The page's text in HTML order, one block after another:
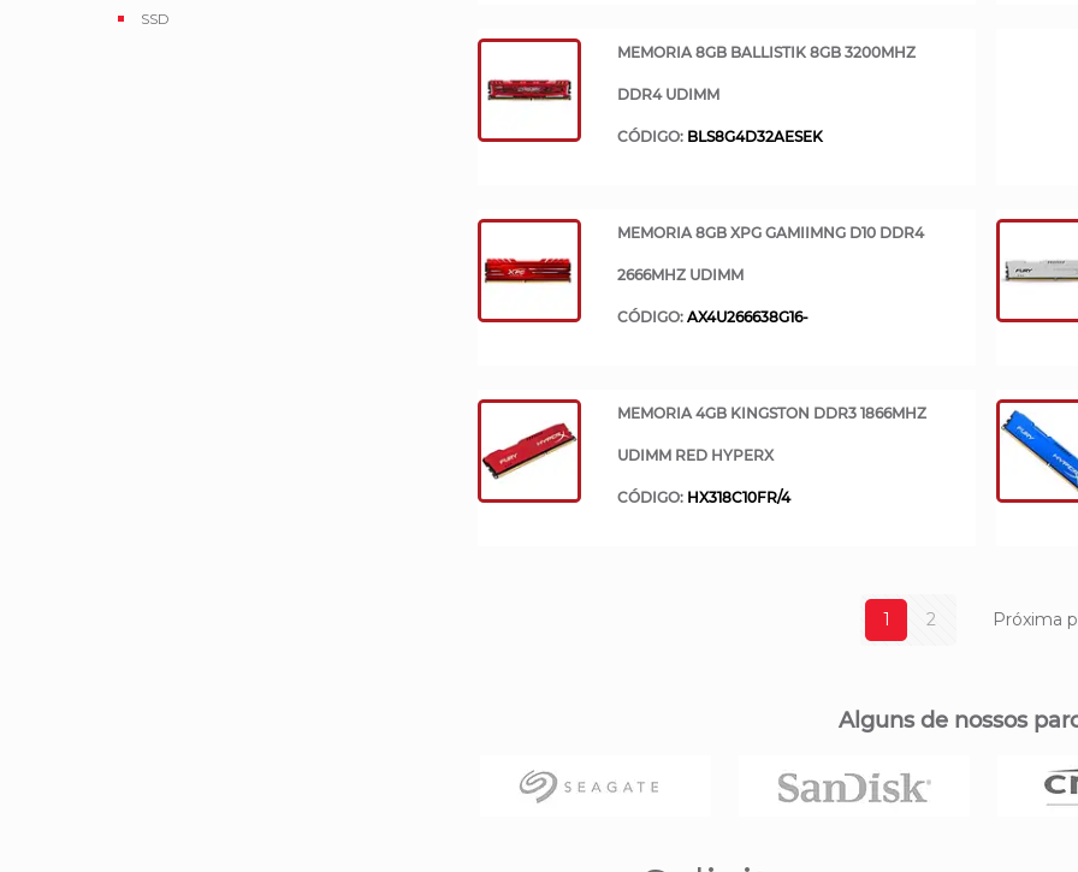
SSD
MEMORIA 8GB BALLISTIK 8GB 3200MHZ
DDR4 UDIMM
CÓDIGO: BLS8G4D32AESEK
MEMORIA 8GB XPG GAMIIMNG D10 DDR4
2666MHZ UDIMM
CÓDIGO:AX4U266638G16-
MEMORIA 4GB KINGSTON DDR3 1866MHZ
UDIMM RED HYPERX
CÓDIGO: HX318C10FR/4
1 2 Próxima
Alguns de nossos